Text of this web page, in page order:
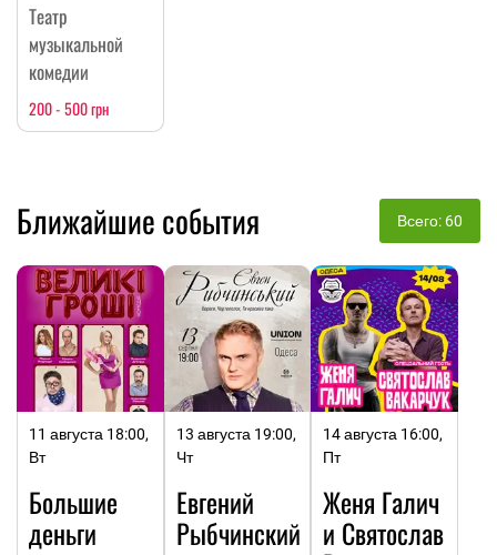
Театр
музыкальной
комедии
200 - 500 грн
Ближайшие события Всего: 60
11 августа 18:00,
Вт
Большие
деньги
13 августа 19:00,
Чт
Евгений
Рыбчинский
14 августа 16:00,
Пт
Женя Галич
и Святослав